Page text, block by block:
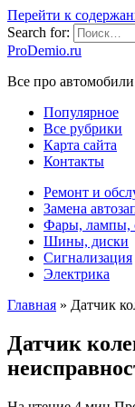
Перейти к
Search for:
ProDemio.ru
Все про автомобили
Популярное
Все рубрики
Карта сайта
Контакты
Ремонт и
Замена
Фары, лампы,
Шины, диски
Сигнализация
Электрика
Главная » Датчик
Датчик